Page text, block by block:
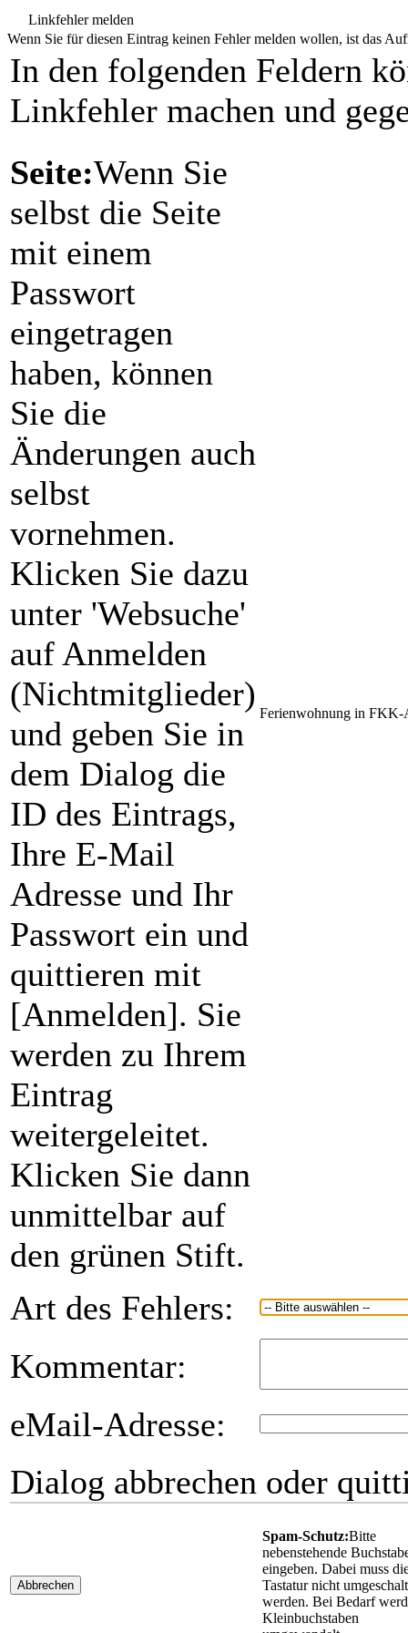
Linkfehler melden
Wenn Sie für diesen Eintrag keinen Fehler melden wollen, ist das
In den folgenden Feldern
Linkfehler machen und
Seite:Wenn Sie
selbst die Seite
mit einem
Passwort
eingetragen
haben, können
Sie die
Änderungen auch
selbst
vornehmen.
Klicken Sie dazu
unter 'Websuche'
auf Anmelden
(Nichtmitglieder)
und geben Sie in
dem Dialog die
ID des Eintrags,
Ihre E-Mail
Adresse und Ihr
Passwort ein und
quittieren mit
[Anmelden]. Sie
werden zu Ihrem
Eintrag
weitergeleitet.
Klicken Sie dann
unmittelbar auf
den grünen Stift.
Ferienwohnung in FKK-
Art des Fehlers:
Kommentar:
eMail-Adresse:
Dialog abbrechen oder
Abbrechen
Spam-Schutz:Bitte
nebenstehende
eingeben. Dabei muss
Tastatur nicht
werden. Bei Bedarf
Kleinbuchstaben